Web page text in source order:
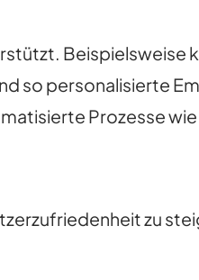
Beispielsweise
so personalisierte
Prozesse
zu